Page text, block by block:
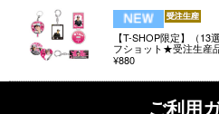
【T-SHOP限定】（13
フショット★受注生産
¥880
ご利用